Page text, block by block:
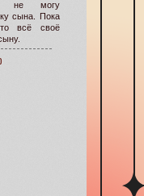
не могу
сына. Пока
всё своё